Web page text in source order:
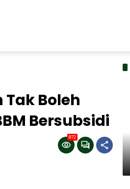
Boleh
Bersubsidi
872